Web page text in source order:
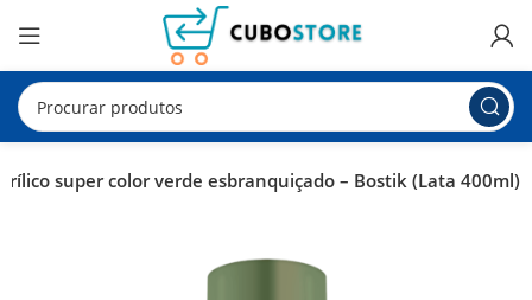
super color verde esbranquiçado – Bostik (Lata 400ml)